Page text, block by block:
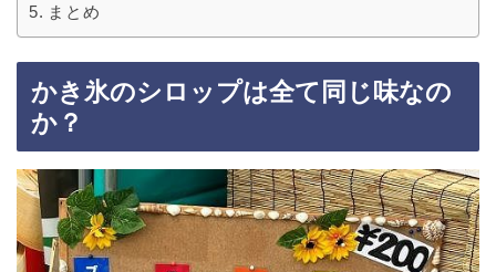
まとめ
かき氷のシロップは全て同じ味なの
か？